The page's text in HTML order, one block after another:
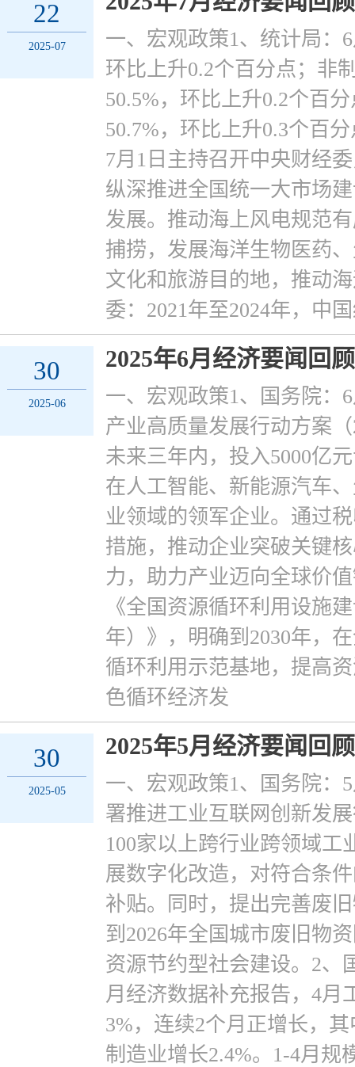
22
2025-07
一、宏观政策1、统计局：
环比上升0.2个百分点；非
50.5%，环比上升0.2个百
50.7%，环比上升0.3个百
7月1日主持召开中央财经
纵深推进全国统一大市场
发展。推动海上风电规范
捕捞，发展海洋生物医药
文化和旅游目的地，推动
委：2021年至2024年，中
30
2025-06
2025年6月经济要闻回顾
一、宏观政策1、国务院：
产业高质量发展行动方案
未来三年内，投入5000亿
在人工智能、新能源汽车
业领域的领军企业。通过
措施，推动企业突破关键
力，助力产业迈向全球价
《全国资源循环利用设施
年）》，明确到2030年，
循环利用示范基地，提高
色循环经济发
30
2025-05
2025年5月经济要闻回顾
一、宏观政策1、国务院：
署推进工业互联网创新发
100家以上跨行业跨领域工
展数字化改造，对符合条
补贴。同时，提出完善废
到2026年全国城市废旧物
资源节约型社会建设。2、
月经济数据补充报告，4月
3%，连续2个月正增长，
制造业增长2.4%。1-4月规